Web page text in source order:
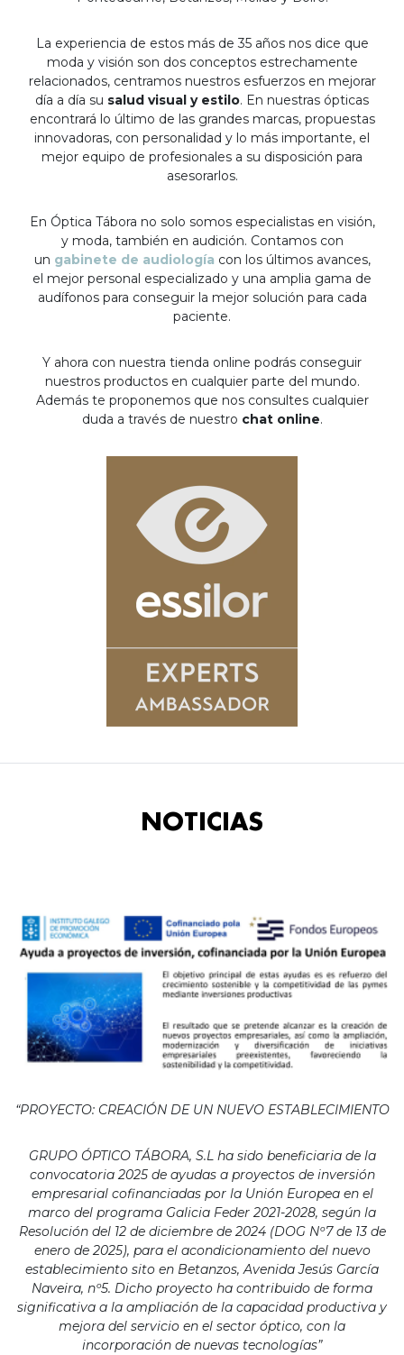
La experiencia de estos más de 35 años nos dice que
moda y visión son dos conceptos estrechamente
relacionados, centramos nuestros esfuerzos en mejorar
día a día su salud visual y estilo. En nuestras ópticas
encontrará lo último de las grandes marcas, propuestas
innovadoras, con personalidad y lo más importante, el
mejor equipo de profesionales a su disposición para
asesorarlos.
En Óptica Tábora no solo somos especialistas en visión,
y moda, también en audición. Contamos con
un gabinete de audiología con los últimos avances,
el mejor personal especializado y una amplia gama de
audífonos para conseguir la mejor solución para cada
paciente.
Y ahora con nuestra tienda online podrás conseguir
nuestros productos en cualquier parte del mundo.
Además te proponemos que nos consultes cualquier
duda a través de nuestro chat online.
NOTICIAS
“PROYECTO: CREACIÓN DE UN NUEVO ESTABLECIMIENTO
GRUPO ÓPTICO TÁBORA, S.L ha sido beneficiaria de la
convocatoria 2025 de ayudas a proyectos de inversión
empresarial cofinanciadas por la Unión Europea en el
marco del programa Galicia Feder 2021-2028, según la
Resolución del 12 de diciembre de 2024 (DOG Nº7 de 13 de
enero de 2025), para el acondicionamiento del nuevo
establecimiento sito en Betanzos, Avenida Jesús García
Naveira, nº5. Dicho proyecto ha contribuido de forma
significativa a la ampliación de la capacidad productiva y
mejora del servicio en el sector óptico, con la
incorporación de nuevas tecnologías”